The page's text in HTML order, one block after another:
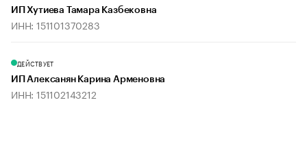
ИП Хутиева Тамара Казбековна
ИНН: 151101370283
ДЕЙСТВУЕТ
ИП Алексанян Карина Арменовна
ИНН: 151102143212